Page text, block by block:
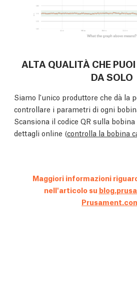
ALTA QUALITÀ CHE
DA SOLO
Siamo l'unico produttore che dà la
controllare i parametri di ogni
Scansiona il codice QR sulla
dettagli online (controlla la bobina
Maggiori informazioni
nell'articolo su